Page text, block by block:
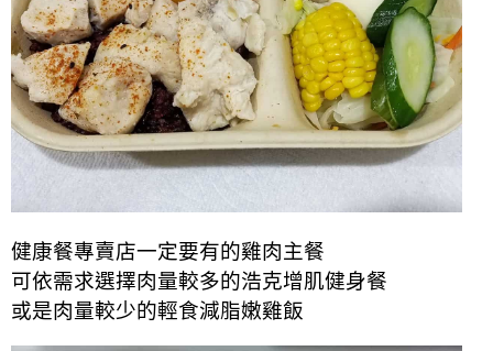
健康餐專賣店一定要有的雞肉主餐
可依需求選擇肉量較多的浩克增肌健身餐
或是肉量較少的輕食減脂嫩雞飯